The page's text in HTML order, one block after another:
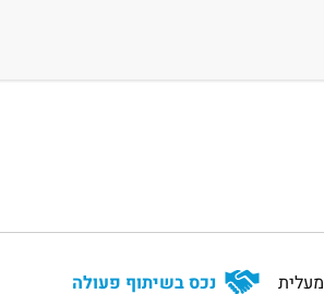
מעלית נכס בשיתוף פעולה